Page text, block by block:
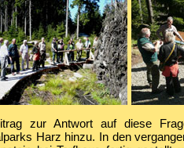
zur Antwort auf diese
Harz hinzu. In den